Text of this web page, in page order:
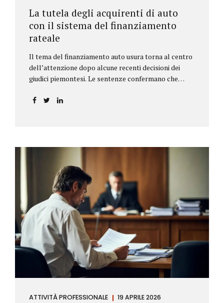
La tutela degli acquirenti di auto
con il sistema del finanziamento
rateale
Il tema del finanziamento auto usura torna al centro
dell’attenzione dopo alcune recenti decisioni dei
giudici piemontesi. Le sentenze confermano che
incidere sul calcolo del tasso effettivo e aprire la
ATTIVITÀ PROFESSIONALE 19 APRILE 2026